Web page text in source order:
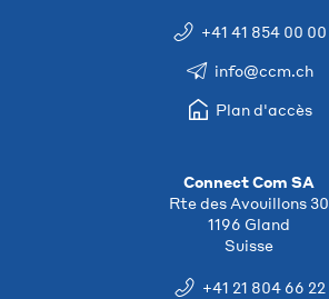
+41 41 854 00 00
info@ccm.ch
Plan d'accès
Connect Com SA
Rte des Avouillons 30
1196 Gland
Suisse
+41 21 804 66 22